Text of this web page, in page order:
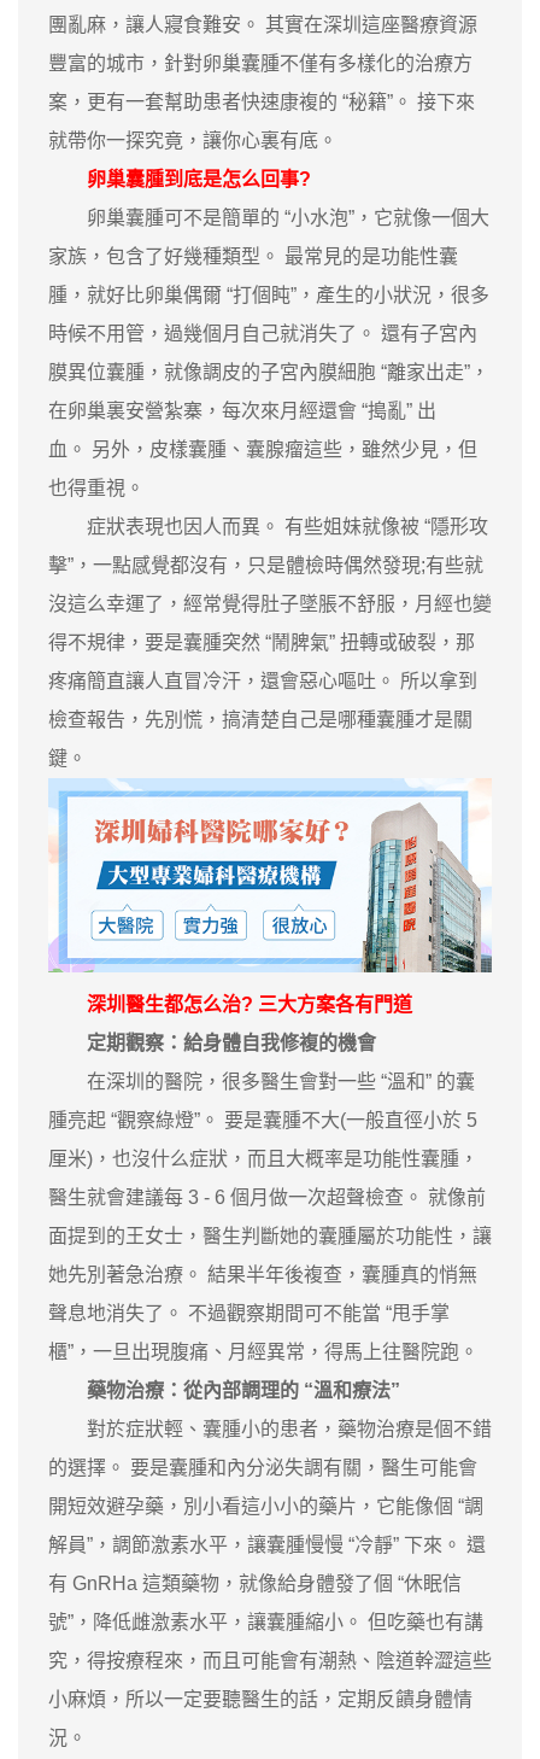
團亂麻，讓人寢食難安。 其實在深圳這座醫療資源
豐富的城市，針對卵巢囊腫不僅有多樣化的治療方
案，更有一套幫助患者快速康複的 “秘籍”。 接下來
就帶你一探究竟，讓你心裏有底。
卵巢囊腫到底是怎么回事?
卵巢囊腫可不是簡單的 “小水泡”，它就像一個大
家族，包含了好幾種類型。 最常見的是功能性囊
腫，就好比卵巢偶爾 “打個盹”，產生的小狀況，很多
時候不用管，過幾個月自己就消失了。 還有子宮內
膜異位囊腫，就像調皮的子宮內膜細胞 “離家出走”，
在卵巢裏安營紮寨，每次來月經還會 “搗亂” 出
血。 另外，皮樣囊腫、囊腺瘤這些，雖然少見，但
也得重視。
症狀表現也因人而異。 有些姐妹就像被 “隱形攻
擊”，一點感覺都沒有，只是體檢時偶然發現;有些就
沒這么幸運了，經常覺得肚子墜脹不舒服，月經也變
得不規律，要是囊腫突然 “鬧脾氣” 扭轉或破裂，那
疼痛簡直讓人直冒冷汗，還會惡心嘔吐。 所以拿到
檢查報告，先別慌，搞清楚自己是哪種囊腫才是關
鍵。
深圳醫生都怎么治? 三大方案各有門道
定期觀察：給身體自我修複的機會
在深圳的醫院，很多醫生會對一些 “溫和” 的囊
腫亮起 “觀察綠燈”。 要是囊腫不大(一般直徑小於 5
厘米)，也沒什么症狀，而且大概率是功能性囊腫，
醫生就會建議每 3 - 6 個月做一次超聲檢查。 就像前
面提到的王女士，醫生判斷她的囊腫屬於功能性，讓
她先別著急治療。 結果半年後複查，囊腫真的悄無
聲息地消失了。 不過觀察期間可不能當 “甩手掌
櫃”，一旦出現腹痛、月經異常，得馬上往醫院跑。
藥物治療：從內部調理的 “溫和療法”
對於症狀輕、囊腫小的患者，藥物治療是個不錯
的選擇。 要是囊腫和內分泌失調有關，醫生可能會
開短效避孕藥，別小看這小小的藥片，它能像個 “調
解員”，調節激素水平，讓囊腫慢慢 “冷靜” 下來。 還
有 GnRHa 這類藥物，就像給身體發了個 “休眠信
號”，降低雌激素水平，讓囊腫縮小。 但吃藥也有講
究，得按療程來，而且可能會有潮熱、陰道幹澀這些
小麻煩，所以一定要聽醫生的話，定期反饋身體情
況。